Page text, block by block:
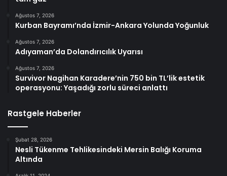
Ağustos 7, 2026
Kurban Bayramı’nda İzmir-Ankara Yolunda Yoğunluk
Ağustos 7, 2026
Adıyaman’da Dolandırıcılık Uyarısı
Ağustos 7, 2026
Survivor Nagihan Karadere’nin 750 bin TL’lik estetik
operasyonu: Yaşadığı zorlu süreci anlattı
Rastgele Haberler
Şubat 28, 2026
Nesli Tükenme Tehlikesindeki Mersin Balığı Koruma
Altında